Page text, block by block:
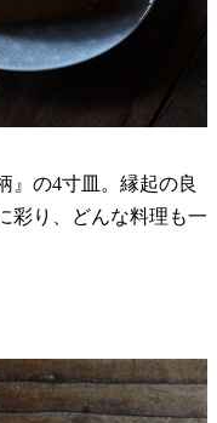
』の4寸皿。縁起の良
彩り、どんな料理も一